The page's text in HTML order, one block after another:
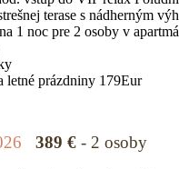
terase s nádherným
1 noc pre 2 osoby v
letné prázdniny 179Eur
389 € - 2 osoby